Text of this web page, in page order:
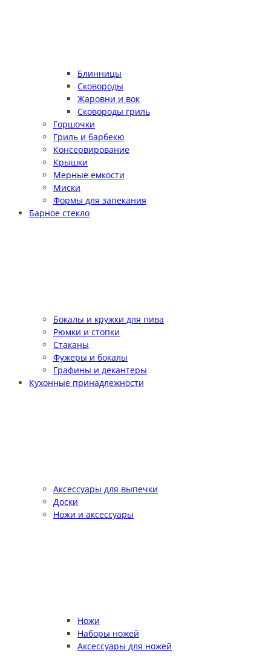
Блинницы
Сковороды
Жаровни и вок
Сковороды гриль
Горшочки
Гриль и барбекю
Консервирование
Крышки
Мерные емкости
Миски
Формы для запекания
Барное стекло
Бокалы и кружки для пива
Рюмки и стопки
Стаканы
Фужеры и бокалы
Графины и декантеры
Кухонные принадлежности
Аксессуары для выпечки
Доски
Ножи и аксессуары
Ножи
Наборы ножей
Аксессуары для ножей